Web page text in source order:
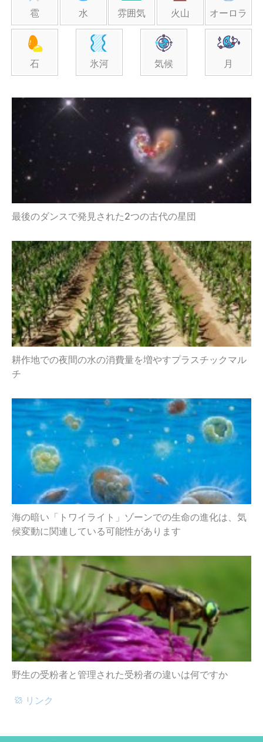
雹 水 雰囲気 火山 オーロラ
石 氷河 気候 月
最後のダンスで発見された2つの古代の星団
耕作地での夜間の水の消費量を増やすプラスチックマル
チ
海の暗い「トワイライト」ゾーンでの生命の進化は、気
候変動に関連している可能性があります
野生の受粉者と管理された受粉者の違いは何ですか
リンク